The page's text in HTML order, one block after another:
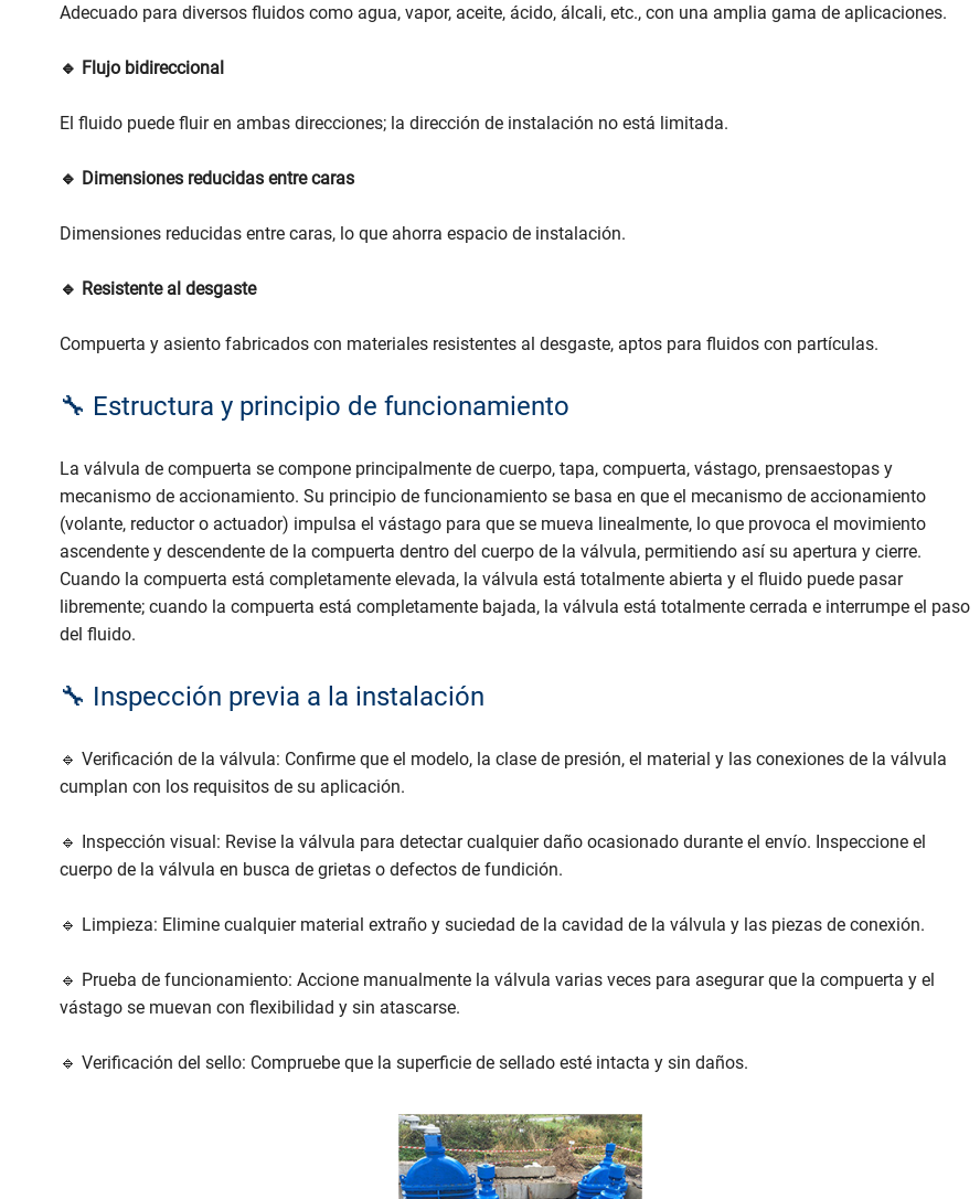
Adecuado para diversos fluidos como agua, vapor, aceite, ácido, álcali, etc., con una amplia gama de aplicaciones.
🔹 Flujo bidireccional
El fluido puede fluir en ambas direcciones; la dirección de instalación no está limitada.
🔹 Dimensiones reducidas entre caras
Dimensiones reducidas entre caras, lo que ahorra espacio de instalación.
🔹 Resistente al desgaste
Compuerta y asiento fabricados con materiales resistentes al desgaste, aptos para fluidos con partículas.
🔧 Estructura y principio de funcionamiento
La válvula de compuerta se compone principalmente de cuerpo, tapa, compuerta, vástago, prensaestopas y
mecanismo de accionamiento. Su principio de funcionamiento se basa en que el mecanismo de accionamiento
(volante, reductor o actuador) impulsa el vástago para que se mueva linealmente, lo que provoca el movimiento
ascendente y descendente de la compuerta dentro del cuerpo de la válvula, permitiendo así su apertura y cierre.
Cuando la compuerta está completamente elevada, la válvula está totalmente abierta y el fluido puede pasar
libremente; cuando la compuerta está completamente bajada, la válvula está totalmente cerrada e interrumpe el paso
del fluido.
🔧 Inspección previa a la instalación
🔹 Verificación de la válvula: Confirme que el modelo, la clase de presión, el material y las conexiones de la válvula
cumplan con los requisitos de su aplicación.
🔹 Inspección visual: Revise la válvula para detectar cualquier daño ocasionado durante el envío. Inspeccione el
cuerpo de la válvula en busca de grietas o defectos de fundición.
🔹 Limpieza: Elimine cualquier material extraño y suciedad de la cavidad de la válvula y las piezas de conexión.
🔹 Prueba de funcionamiento: Accione manualmente la válvula varias veces para asegurar que la compuerta y el
vástago se muevan con flexibilidad y sin atascarse.
🔹 Verificación del sello: Compruebe que la superficie de sellado esté intacta y sin daños.